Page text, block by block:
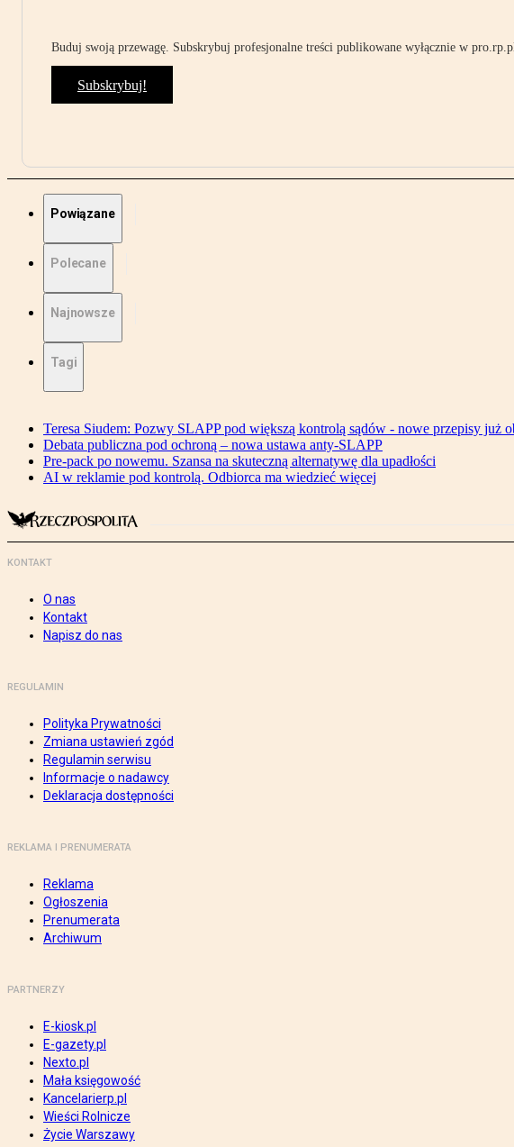
Buduj swoją przewagę. Subskrybuj profesjonalne treści publikowane wyłącznie w
Subskrybuj!
Powiązane
Polecane
Najnowsze
Tagi
Teresa Siudem: Pozwy SLAPP pod większą kontrolą sądów - nowe przepisy już
Debata publiczna pod ochroną – nowa ustawa anty-SLAPP
Pre-pack po nowemu. Szansa na skuteczną alternatywę dla upadłości
AI w reklamie pod kontrolą. Odbiorca ma wiedzieć więcej
KONTAKT
O nas
Kontakt
Napisz do nas
REGULAMIN
Polityka Prywatności
Zmiana ustawień zgód
Regulamin serwisu
Informacje o nadawcy
Deklaracja dostępności
REKLAMA I PRENUMERATA
Reklama
Ogłoszenia
Prenumerata
Archiwum
PARTNERZY
E-kiosk.pl
E-gazety.pl
Nexto.pl
Mała księgowość
Kancelarierp.pl
Wieści Rolnicze
Życie Warszawy